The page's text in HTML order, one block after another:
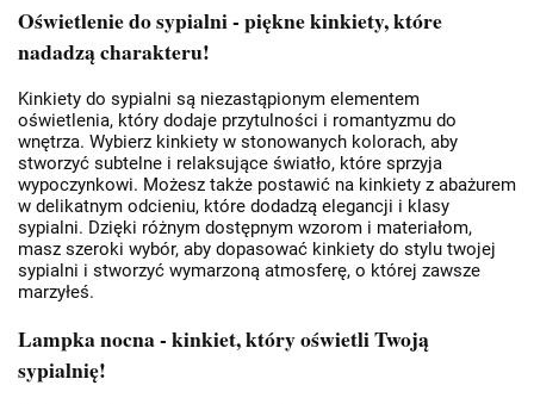
Oświetlenie do sypialni - piękne kinkiety, które
nadadzą charakteru!
Kinkiety do sypialni są niezastąpionym elementem
oświetlenia, który dodaje przytulności i romantyzmu do
wnętrza. Wybierz kinkiety w stonowanych kolorach, aby
stworzyć subtelne i relaksujące światło, które sprzyja
wypoczynkowi. Możesz także postawić na kinkiety z abażurem
w delikatnym odcieniu, które dodadzą elegancji i klasy
sypialni. Dzięki różnym dostępnym wzorom i materiałom,
masz szeroki wybór, aby dopasować kinkiety do stylu twojej
sypialni i stworzyć wymarzoną atmosferę, o której zawsze
marzyłeś.
Lampka nocna - kinkiet, który oświetli Twoją
sypialnię!